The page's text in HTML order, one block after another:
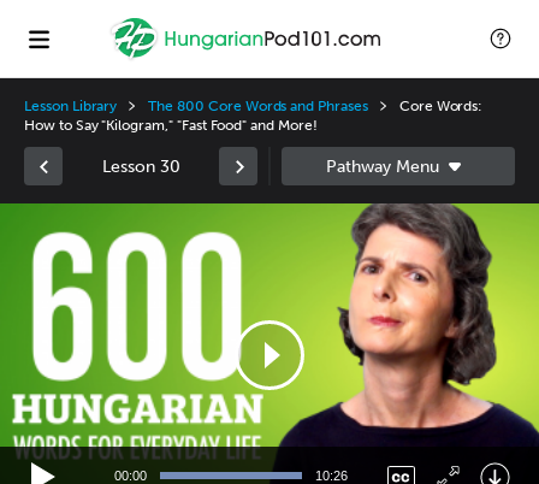
Lesson Library The 800 Core Words and Phrases
Core Words:
How to Say "Kilogram," "Fast Food" and More!
Lesson 30
Player
00:00 10:26